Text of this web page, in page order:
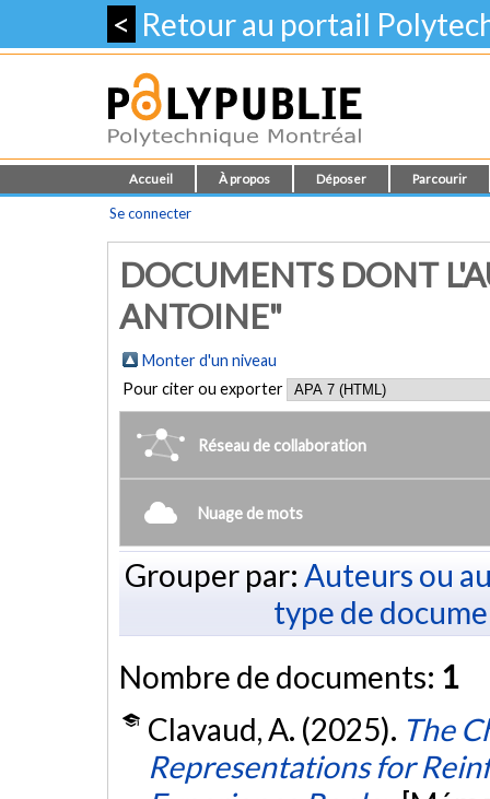
< Retour au portail
Accueil À propos Déposer Parcourir
Se connecter
DOCUMENTS DONT
ANTOINE"
Monter d'un niveau
Pour citer ou exporter
Réseau de collaboration
Nuage de mots
Grouper par: Auteurs ou
type de
Nombre de documents: 1
Clavaud, A. (2025). The
Representations for